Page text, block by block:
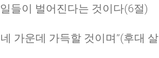
들이 벌어진다는 것이다(6절)
가운데 가득할 것이며”(후대 살